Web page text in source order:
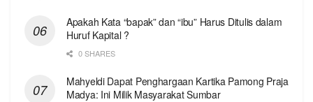
Apakah Kata “bapak” dan “ibu” Harus Ditulis dalam
Huruf Kapital ?
0 SHARES
Mahyeldi Dapat Penghargaan Kartika Pamong Praja
Madya: Ini Milik Masyarakat Sumbar